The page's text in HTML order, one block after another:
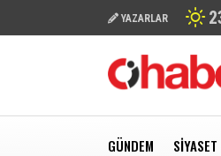
YAZARLAR
GÜNDEM SIYASET